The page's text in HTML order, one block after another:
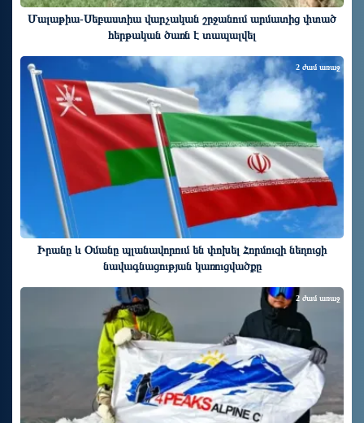
Մալաթիա-Սեբաստիա վարչական շրջանում արմատից փտած
հերթական ծառն է տապալվել
Իրանը և Օմանը պլանավորում են փոխել Հորմուզի նեղուցի
նավագնացության կառուցվածքը
2 ժամ առաջ
2 ժամ առաջ